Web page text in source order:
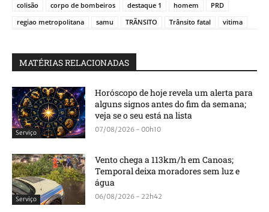
colisão
corpo de bombeiros destaque 1 homem
PRD
regiao metropolitana
samu TRÃNSITO Trânsito fatal vitima
MATÉRIAS RELACIONADAS
Serviço
Horóscopo de hoje revela um alerta para
alguns signos antes do fim da semana;
veja se o seu está na lista
07/08/2026 - 00h10
Serviço
Vento chega a 113km/h em Canoas;
Temporal deixa moradores sem luz e
água
06/08/2026 - 22h42